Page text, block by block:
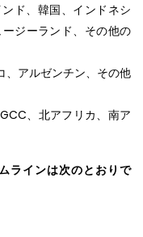
ド、韓国、インドネシ
ジーランド、その他の
アルゼンチン、その他
、北アフリカ、南ア
ラインは次のとおりで